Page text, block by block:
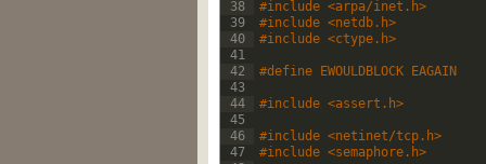
38
39
40
41
42
43
44
45
46
47
#include <arpa/inet.h>
#include <netdb.h>
#include <ctype.h>
#define EWOULDBLOCK EAGAIN
#include <assert.h>
#include <netinet/tcp.h>
#include <semaphore.h>